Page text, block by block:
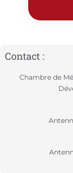
Contact :
Chambre de